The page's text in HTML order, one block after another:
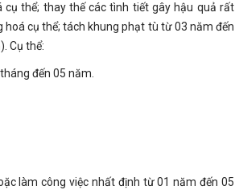
thể; thay thế các tình tiết gây hậu quả rất
cụ thể; tách khung phạt tù từ 03 năm đến
Cụ thể:
đến 05 năm.
làm công việc nhất định từ 01 năm đến 05